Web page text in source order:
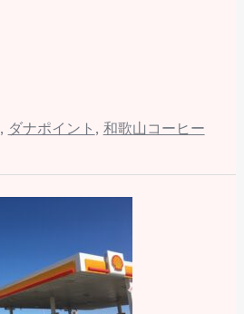
, ダナポイント , 和歌山コーヒー